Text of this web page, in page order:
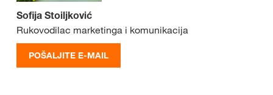
Sofija Stoiljković
Rukovodilac marketinga i komunikacija
POŠALJITE E-MAIL